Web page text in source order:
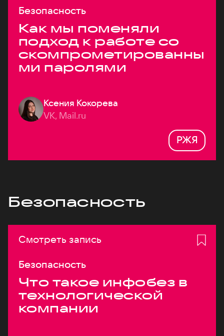
Безопасность
Как мы поменяли
подход к работе со
скомпрометированны
ми паролями
Ксения Кокорева
VK, Mail.ru
РЖЯ
Безопасность
Смотреть запись
Безопасность
Что такое инфобез в
технологической
компании